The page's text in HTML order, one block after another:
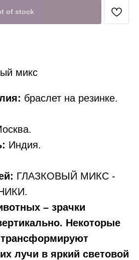
of stock
браслет на резинке.
Индия.
ГЛАЗКОВЫЙ МИКС -
– зрачки
Некоторые
лучи в яркий световой
микс